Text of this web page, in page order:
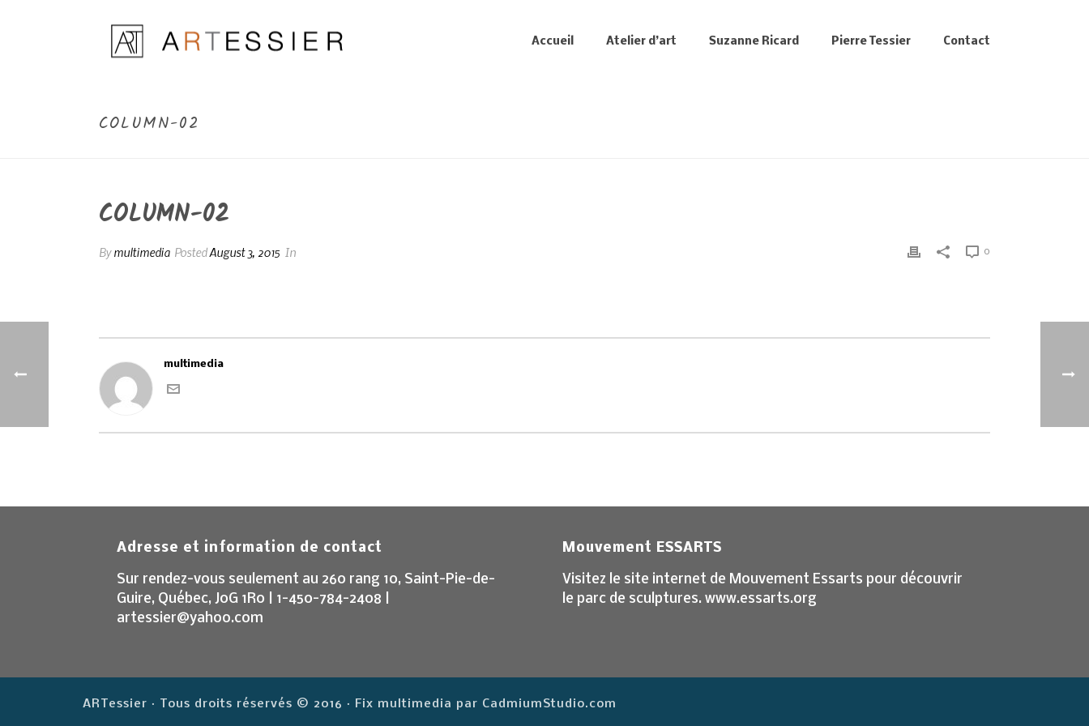
Accueil Atelier d’art Suzanne Ricard Pierre Tessier Contact
COLUMN-02
COLUMN-02
Bymultimedia PostedAugust 3, 2015 In 0
multimedia
Adresse et information de contact
Sur rendez-vous seulement au 260 rang 10, Saint-Pie-de-
Guire, Québec, J0G 1R0 | 1-450-784-2408 |
artessier@yahoo.com
Mouvement ESSARTS
Visitez le site internet de Mouvement Essarts pour découvrir
le parc de sculptures. www.essarts.org
ARTessier · Tous droits réservés © 2016 · Fix multimedia par CadmiumStudio.com